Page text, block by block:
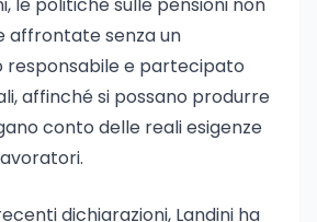
affrontate senza un
responsabile e partecipato
affinché si possano produrre
conto delle reali esigenze
dichiarazioni, Landini ha